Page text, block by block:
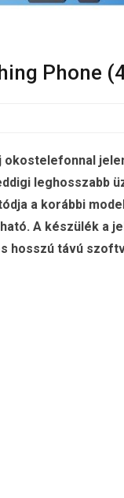
Phone
okostelefonnal
leghosszabb
a korábbi
A készülék a
hosszú távú